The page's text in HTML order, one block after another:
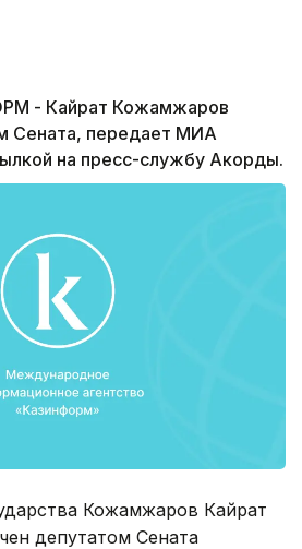
- Кайрат Кожамжаров
Сената, передает МИА
на пресс-службу Акорды.
Кожамжаров Кайрат
депутатом Сената